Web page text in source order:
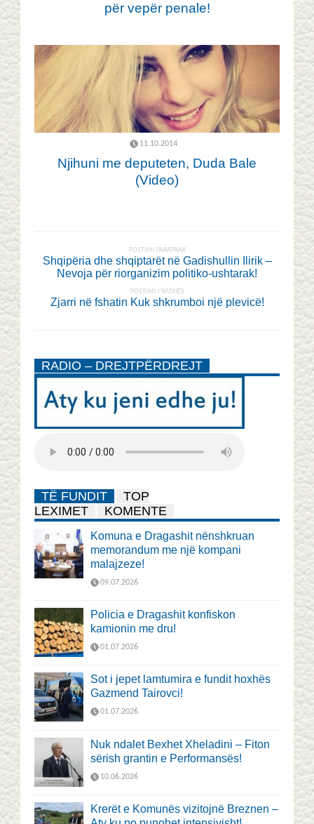
për vepër penale!
11.10.2014
Njihuni me deputeten, Duda Bale
(Video)
POSTIMI PARAPRAK
Shqipëria dhe shqiptarët në Gadishullin Ilirik –
Nevoja për riorganizim politiko-ushtarak!
POSTIMI I RADHËS
Zjarri në fshatin Kuk shkrumboi një plevicë!
RADIO – DREJTPËRDREJT
TË FUNDIT
TOP
LEXIMET
KOMENTE
Komuna e Dragashit nënshkruan
memorandum me një kompani
malajzeze!
09.07.2026
Policia e Dragashit konfiskon
kamionin me dru!
01.07.2026
Sot i jepet lamtumira e fundit hoxhës
Gazmend Tairovci!
01.07.2026
Nuk ndalet Bexhet Xheladini – Fiton
sërish grantin e Performansës!
10.06.2026
Krerët e Komunës vizitojnë Breznen –